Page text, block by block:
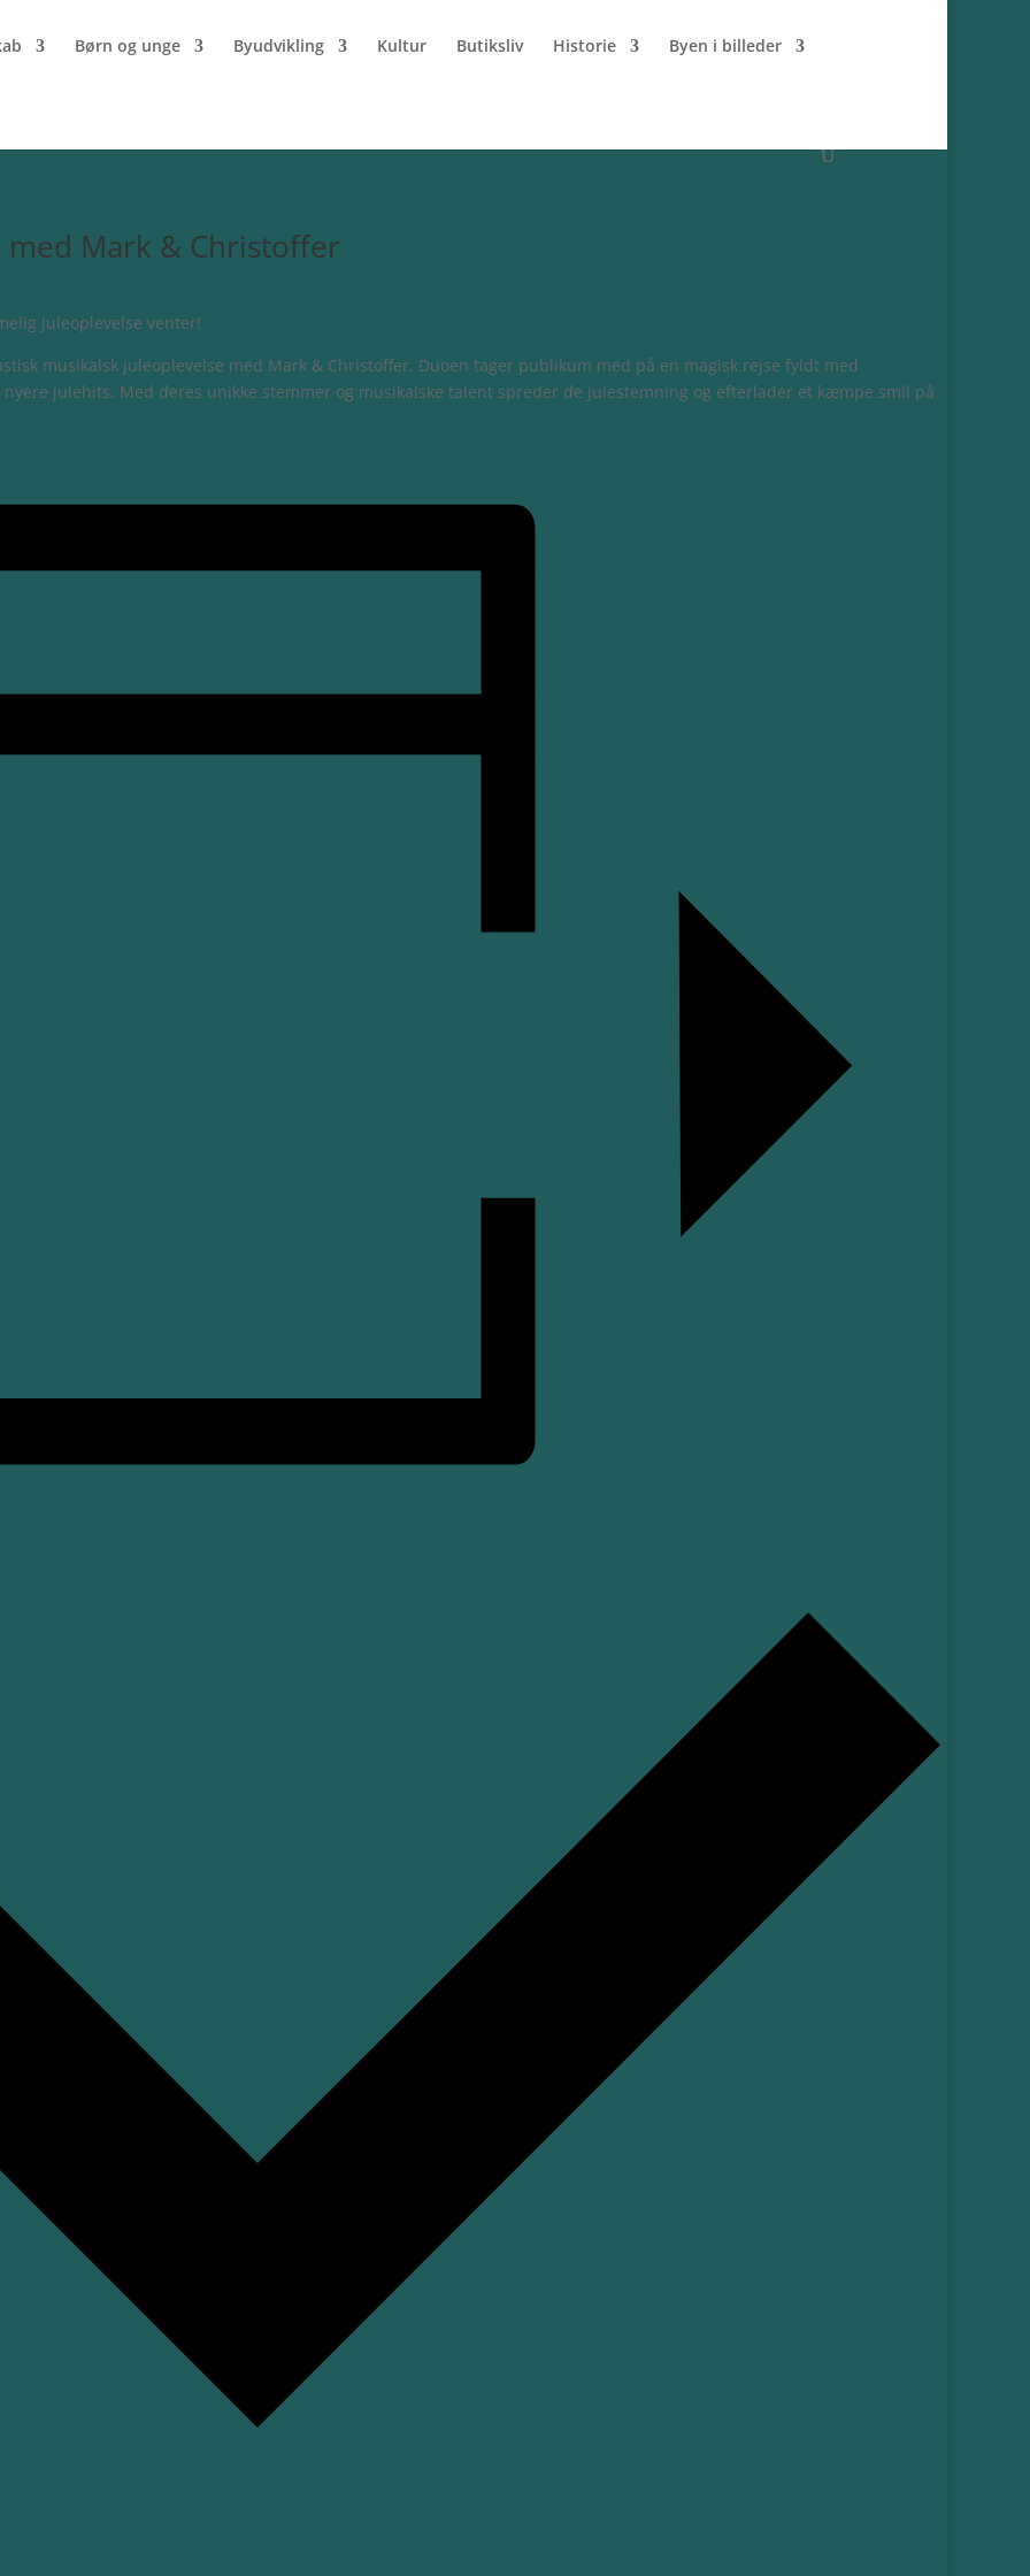
Børn og unge Byudvikling Kultur Butiksliv Historie Byen i billeder
Mark & Christoffer
Mark & Christoffer
juleoplevelse venter!
musikalsk juleoplevelse med Mark & Christoffer. Duoen tager publikum med på en magisk rejse fyldt med
julehits. Med deres unikke stemmer og musikalske talent spreder de julestemning og efterlader et kæmpe smil på